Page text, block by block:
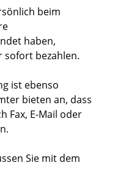
beim
haben,
sofort bezahlen.
ist ebenso
bieten an, dass
Fax, E-Mail oder
Sie mit dem